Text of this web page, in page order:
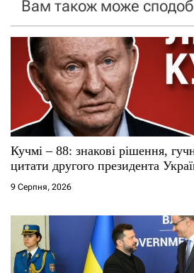
з
и
с
і
в
Вам також може
Кучмі – 88: знакові рішення,
цитати другого президента
9 Серпня, 2026